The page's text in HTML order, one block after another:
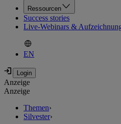
Ressourcen
Success stories
Live-Webinars &
EN
Anzeige
Anzeige
Themen›
Silvester›